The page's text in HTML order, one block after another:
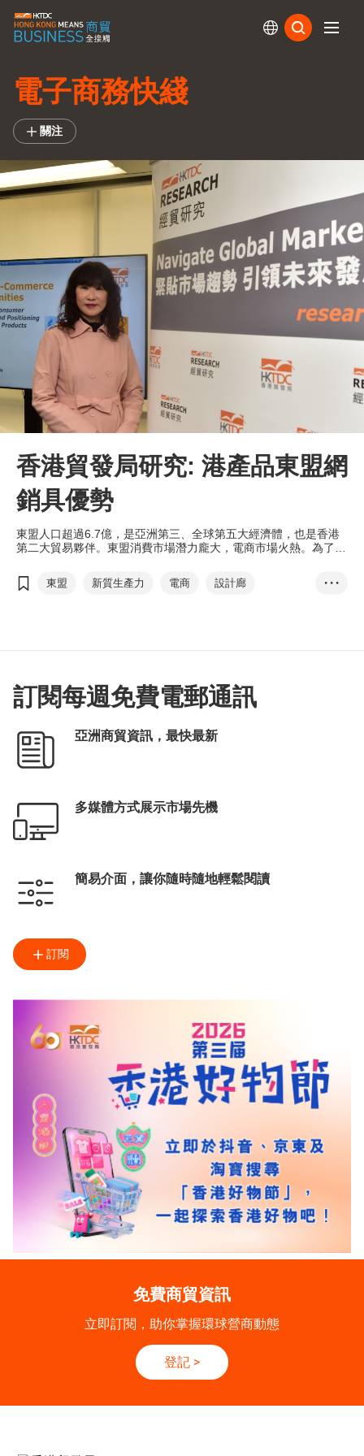
電子商務快綫
關注
香港貿發局研究: 港產品東盟網
銷具優勢
東盟人口超過6.7億，是亞洲第三、全球第五大經濟體，也是香港
第二大貿易夥伴。東盟消費市場潛力龐大，電商市場火熱。為了讓
進行了全新的「東盟電商機遇：消費行為與香港產品定位」研究，
對東盟網購市場作多個角度分析。本局旗下的「香港．設計廊」網
東盟 新質生產力 電商
設計廊
• • •
訂閱每週免費電郵通訊
亞洲商貿資訊，最快最新
多媒體方式展示市場先機
簡易介面，讓你隨時隨地輕鬆閱讀
訂閱
免費商貿資訊
立即訂閱，助你掌握環球營商動態
登記 >